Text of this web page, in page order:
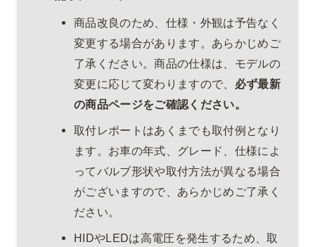
商品改良のため、仕様・外観は予告なく
変更する場合があります。あらかじめご
了承ください。商品の仕様は、モデルの
変更に応じて変わりますので、 必ず最新
の商品ページをご確認ください。
取付レポートはあくまでも取付例となり
ます。お車の年式、グレード、仕様によ
ってバルブ形状や取付方法が異なる場合
がございますので、あらかじめご了承く
ださい。
HIDやLEDは高電圧を発生するため、取